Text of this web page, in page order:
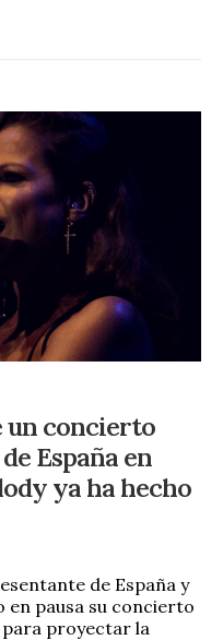
un concierto
España en
ya ha hecho
de España y
en pausa su concierto
para proyectar la